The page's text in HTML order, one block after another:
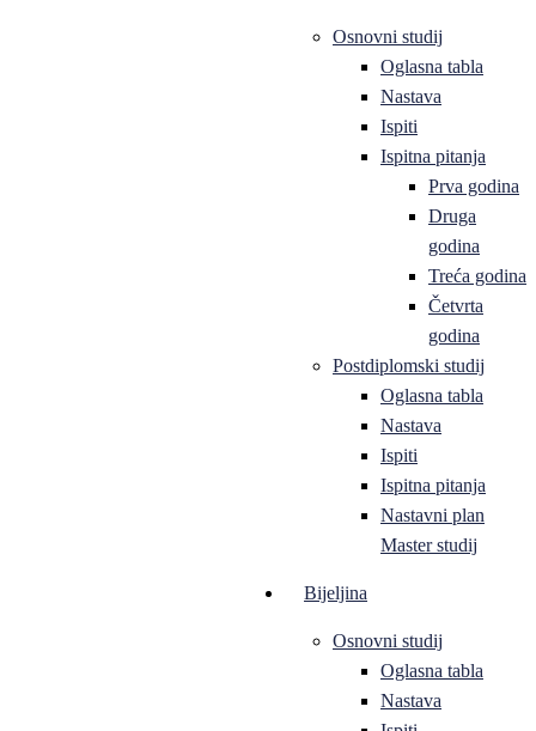
Osnovni studij
Oglasna tabla
Nastava
Ispiti
Ispitna pitanja
Prva godina
Druga
godina
Treća godina
Četvrta
godina
Postdiplomski studij
Oglasna tabla
Nastava
Ispiti
Ispitna pitanja
Nastavni plan
Master studij
Bijeljina
Osnovni studij
Oglasna tabla
Nastava